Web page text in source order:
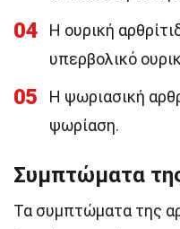
04
Η ουρική
υπερβολικό
05
Η ψωριασική
ψωρίαση.
Συμπτώματα
Τα συμπτώματα της